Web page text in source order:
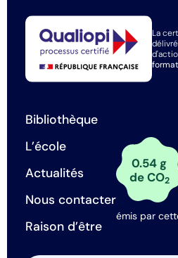
La
Bibliothèque
L’école
Actualités
Nous contacter
Raison d’être
0.54 g
de CO2
émis par